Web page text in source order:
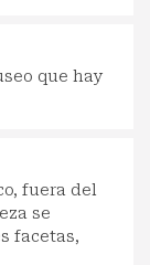
que hay
fuera del
se
facetas,